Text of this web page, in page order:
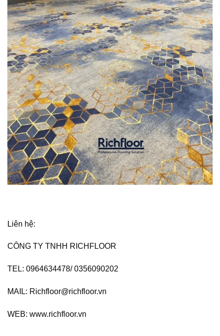
Liên hệ:
CÔNG TY TNHH RICHFLOOR
TEL: 0964634478/ 0356090202
MAIL: Richfloor@richfloor.vn
WEB: www.richfloor.vn